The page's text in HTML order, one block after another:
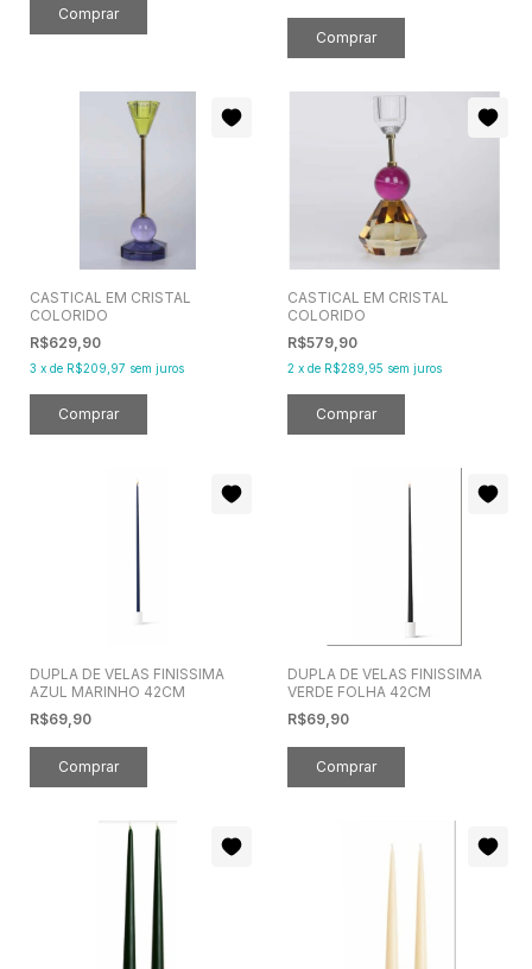
CASTICAL EM CRISTAL
COLORIDO
R$629,90
3 x de R$209,97 sem juros
CASTICAL EM CRISTAL
COLORIDO
R$579,90
2 x de R$289,95 sem juros
DUPLA DE VELAS FINISSIMA
AZUL MARINHO 42CM
R$69,90
DUPLA DE VELAS FINISSIMA
VERDE FOLHA 42CM
R$69,90